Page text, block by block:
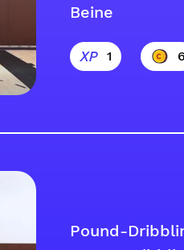
Beine
1 6
Pound-